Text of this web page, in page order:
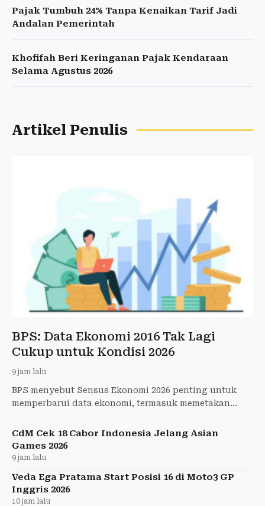
Pajak Tumbuh 24% Tanpa Kenaikan Tarif Jadi
Andalan Pemerintah
Khofifah Beri Keringanan Pajak Kendaraan
Selama Agustus 2026
Artikel Penulis
BPS: Data Ekonomi 2016 Tak Lagi
Cukup untuk Kondisi 2026
9 jam lalu
BPS menyebut Sensus Ekonomi 2026 penting untuk
memperbarui data ekonomi, termasuk memetakan
CdM Cek 18 Cabor Indonesia Jelang Asian
Games 2026
9 jam lalu
Veda Ega Pratama Start Posisi 16 di Moto3 GP
Inggris 2026
10 jam lalu